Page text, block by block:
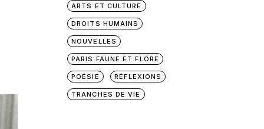
ARTS ET CULTURE
DROITS HUMAINS
NOUVELLES
PARIS FAUNE ET FLORE
POÉSIE RÉFLEXIONS
TRANCHES DE VIE